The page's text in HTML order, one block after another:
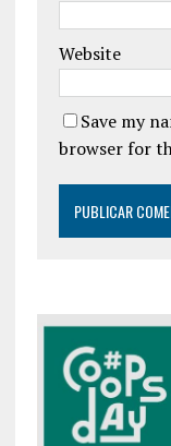
Website
Save my
browser for